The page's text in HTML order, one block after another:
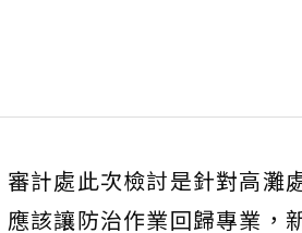
計處此次檢討是針對高灘
該讓防治作業回歸專業，